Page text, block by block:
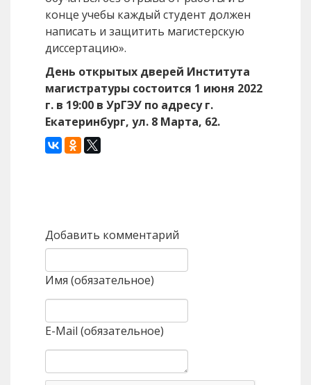
конце учебы каждый студент должен
написать и защитить магистерскую
диссертацию».
День открытых дверей Института
магистратуры состоится 1 июня 2022
г. в 19:00 в УрГЭУ по адресу г.
Екатеринбург, ул. 8 Марта, 62.
Добавить комментарий
Имя (обязательное)
E-Mail (обязательное)